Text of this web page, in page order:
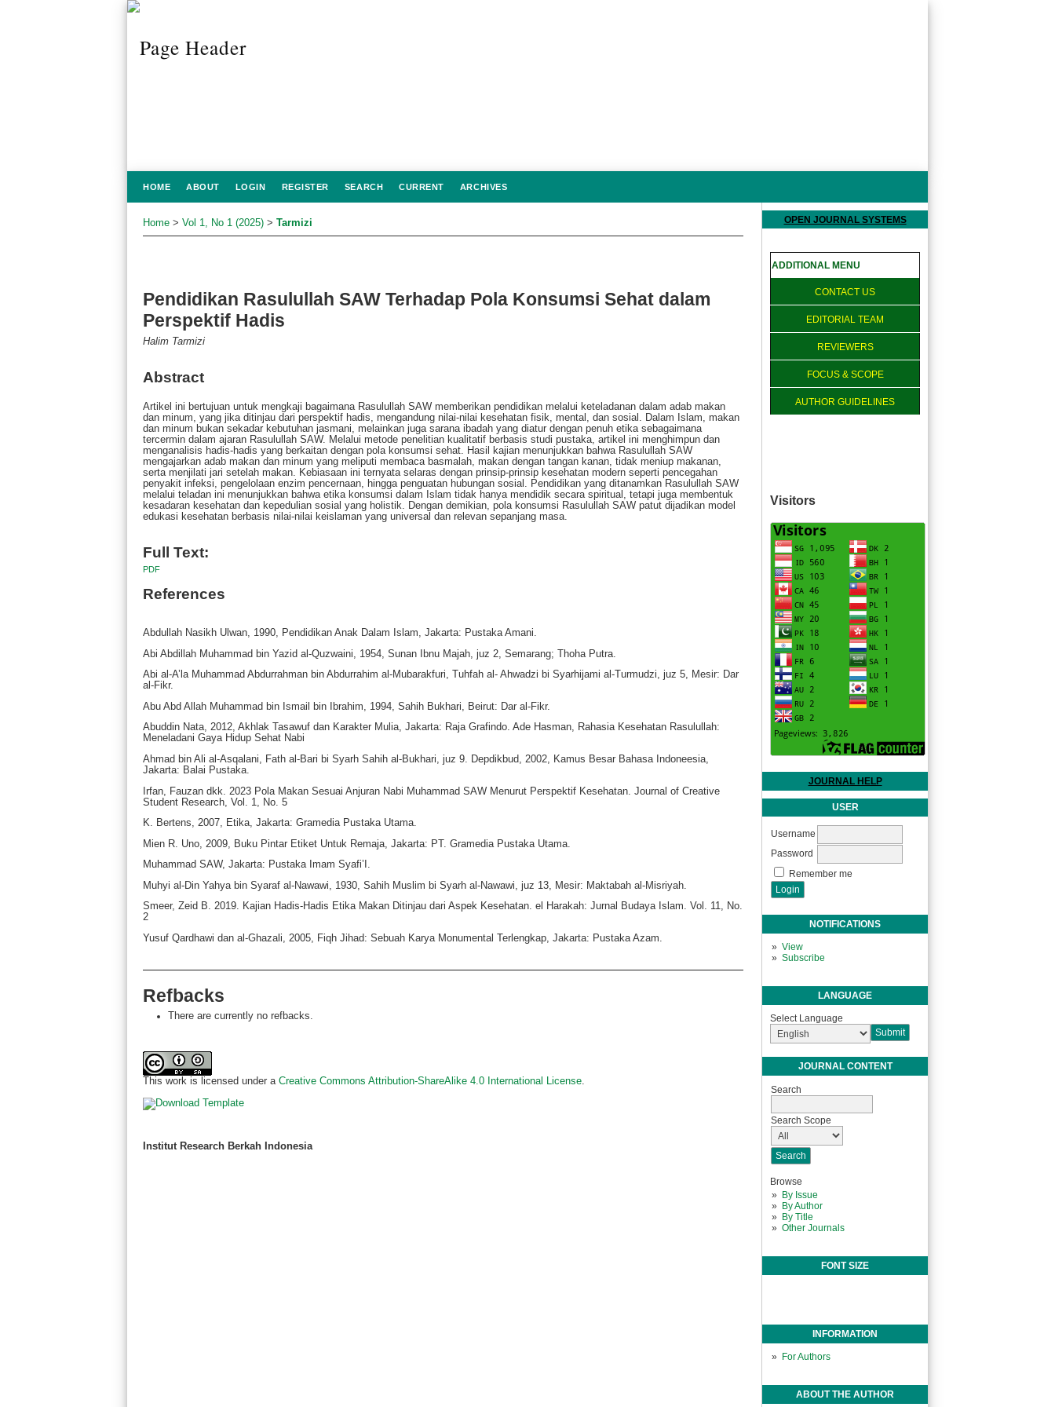
OPEN JOURNAL SYSTEMS
ADDITIONAL MENU
CONTACT US
EDITORIAL TEAM
REVIEWERS
FOCUS & SCOPE
AUTHOR GUIDELINES
Visitors
JOURNAL HELP
USER
Username
Password
Remember me
NOTIFICATIONS
View
Subscribe
LANGUAGE
Select Language
JOURNAL CONTENT
Search
Search Scope
Browse
By Issue
By Author
By Title
Other Journals
FONT SIZE
INFORMATION
For Authors
ABOUT THE AUTHOR
HOME ABOUT LOGIN REGISTER SEARCH CURRENT ARCHIVES
Home > Vol 1, No 1 (2025) > Tarmizi
Pendidikan Rasulullah SAW Terhadap Pola Konsumsi Sehat dalam
Perspektif Hadis
Halim Tarmizi
Abstract
Artikel ini bertujuan untuk mengkaji bagaimana Rasulullah SAW memberikan pendidikan melalui keteladanan dalam adab makan
dan minum, yang jika ditinjau dari perspektif hadis, mengandung nilai-nilai kesehatan fisik, mental, dan sosial. Dalam Islam, makan
dan minum bukan sekadar kebutuhan jasmani, melainkan juga sarana ibadah yang diatur dengan penuh etika sebagaimana
tercermin dalam ajaran Rasulullah SAW. Melalui metode penelitian kualitatif berbasis studi pustaka, artikel ini menghimpun dan
menganalisis hadis-hadis yang berkaitan dengan pola konsumsi sehat. Hasil kajian menunjukkan bahwa Rasulullah SAW
mengajarkan adab makan dan minum yang meliputi membaca basmalah, makan dengan tangan kanan, tidak meniup makanan,
serta menjilati jari setelah makan. Kebiasaan ini ternyata selaras dengan prinsip-prinsip kesehatan modern seperti pencegahan
penyakit infeksi, pengelolaan enzim pencernaan, hingga penguatan hubungan sosial. Pendidikan yang ditanamkan Rasulullah SAW
melalui teladan ini menunjukkan bahwa etika konsumsi dalam Islam tidak hanya mendidik secara spiritual, tetapi juga membentuk
kesadaran kesehatan dan kepedulian sosial yang holistik. Dengan demikian, pola konsumsi Rasulullah SAW patut dijadikan model
edukasi kesehatan berbasis nilai-nilai keislaman yang universal dan relevan sepanjang masa.
Full Text:
PDF
References
Abdullah Nasikh Ulwan, 1990, Pendidikan Anak Dalam Islam, Jakarta: Pustaka Amani.
Abi Abdillah Muhammad bin Yazid al-Quzwaini, 1954, Sunan Ibnu Majah, juz 2, Semarang; Thoha Putra.
Abi al-A’la Muhammad Abdurrahman bin Abdurrahim al-Mubarakfuri, Tuhfah al- Ahwadzi bi Syarhijami al-Turmudzi, juz 5, Mesir: Dar
al-Fikr.
Abu Abd Allah Muhammad bin Ismail bin Ibrahim, 1994, Sahih Bukhari, Beirut: Dar al-Fikr.
Abuddin Nata, 2012, Akhlak Tasawuf dan Karakter Mulia, Jakarta: Raja Grafindo. Ade Hasman, Rahasia Kesehatan Rasulullah:
Meneladani Gaya Hidup Sehat Nabi
Ahmad bin Ali al-Asqalani, Fath al-Bari bi Syarh Sahih al-Bukhari, juz 9. Depdikbud, 2002, Kamus Besar Bahasa Indoneesia,
Jakarta: Balai Pustaka.
Irfan, Fauzan dkk. 2023 Pola Makan Sesuai Anjuran Nabi Muhammad SAW Menurut Perspektif Kesehatan. Journal of Creative
Student Research, Vol. 1, No. 5
K. Bertens, 2007, Etika, Jakarta: Gramedia Pustaka Utama.
Mien R. Uno, 2009, Buku Pintar Etiket Untuk Remaja, Jakarta: PT. Gramedia Pustaka Utama.
Muhammad SAW, Jakarta: Pustaka Imam Syafi’I.
Muhyi al-Din Yahya bin Syaraf al-Nawawi, 1930, Sahih Muslim bi Syarh al-Nawawi, juz 13, Mesir: Maktabah al-Misriyah.
Smeer, Zeid B. 2019. Kajian Hadis‑Hadis Etika Makan Ditinjau dari Aspek Kesehatan. el Harakah: Jurnal Budaya Islam. Vol. 11, No.
2
Yusuf Qardhawi dan al-Ghazali, 2005, Fiqh Jihad: Sebuah Karya Monumental Terlengkap, Jakarta: Pustaka Azam.
Refbacks
There are currently no refbacks.
This work is licensed under a Creative Commons Attribution-ShareAlike 4.0 International License
Institut Research Berkah Indonesia